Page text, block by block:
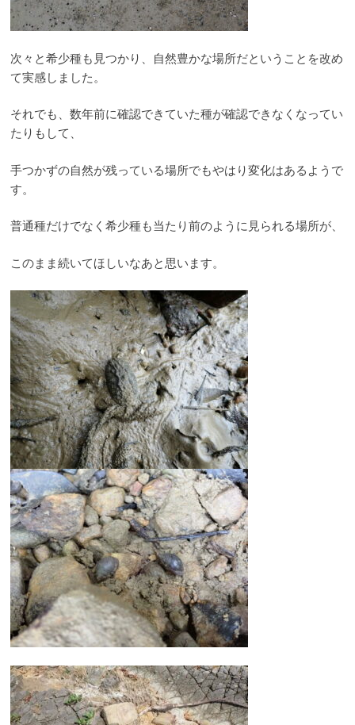
次々と希少種も見つかり、自然豊かな場所だということを改め
て実感しました。
それでも、数年前に確認できていた種が確認できなくなってい
たりもして、
手つかずの自然が残っている場所でもやはり変化はあるようで
す。
普通種だけでなく希少種も当たり前のように見られる場所が、
このまま続いてほしいなあと思います。